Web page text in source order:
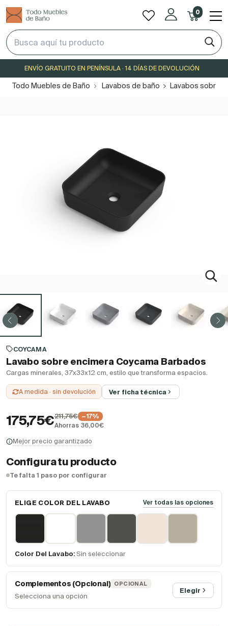
0
ENVÍO GRATUITO EN PENÍNSULA · 14 DÍAS DE DEVOLUCIÓN
Todo Muebles de Baño Lavabos de baño Lavabos sobre
COYCAMA
Lavabo sobre encimera Coycama Barbados
Cargas minerales, 37x33x12 cm, estilo que transforma espacios.
A medida · sin devolución Ver ficha técnica
175,75€211,75€
−17%
Ahorras 36,00€
Mejor precio garantizado
Configura tu producto
Te falta 1 paso por configurar
ELIGE COLOR DEL LAVABO Ver todas las opciones
Color Del Lavabo: Sin seleccionar
Complementos (Opcional) OPCIONAL
Selecciona una opción
Elegir